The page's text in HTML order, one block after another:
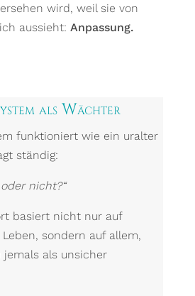
wird, weil sie von
aussieht: Anpassung.
als Wächter
funktioniert wie ein uralter
ständig:
nicht?“
basiert nicht nur auf
sondern auf allem,
als unsicher